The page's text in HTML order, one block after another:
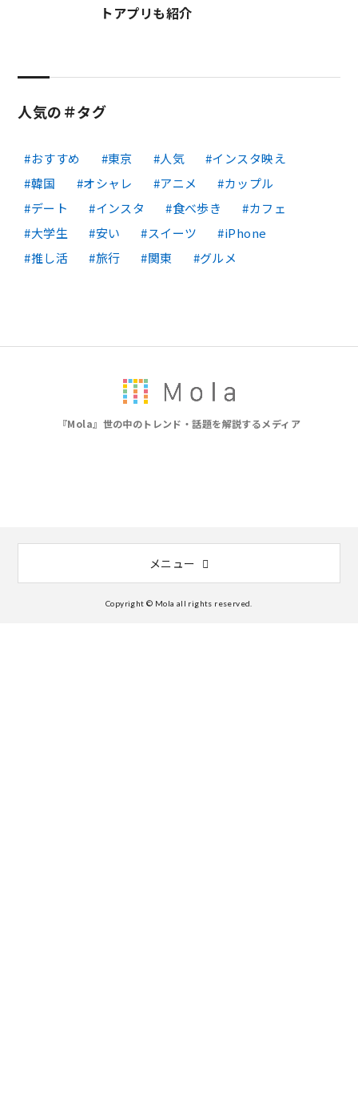
トアプリも紹介
人気の＃タグ
おすすめ 東京 人気
インスタ映え
韓国
オシャレ アニメ
カップル
デート
インスタ 食べ歩き
カフェ
大学生
安い スイーツ
iPhone
推し活
旅行 関東 グルメ
『Mola』世の中のトレンド・話題を解説するメディア
メニュー
Copyright © Mola all rights reserved.